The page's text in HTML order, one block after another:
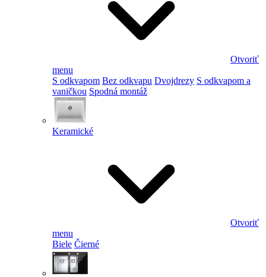
Otvoriť
menu
S odkvapom Bez odkvapu Dvojdrezy S odkvapom a
vaničkou Spodná montáž
Keramické
Otvoriť
menu
Biele Čierné